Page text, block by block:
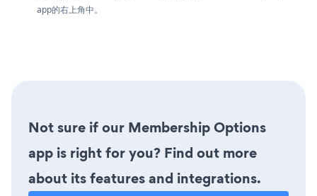
app的右上角中。
Not sure if our Membership Options
app is right for you? Find out more
about its features and integrations.